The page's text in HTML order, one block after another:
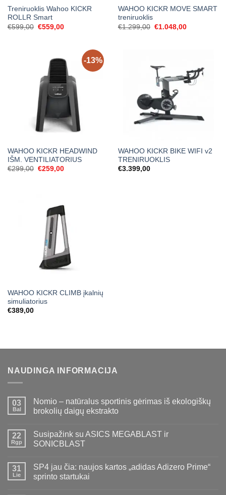
Treniruoklis Wahoo KICKR
ROLLR Smart
€599,00 Original
€559,00Current
WAHOO KICKR MOVE SMART
treniruoklis
€1.299,00 Original
€1.048,00Current
-13%
WAHOO KICKR HEADWIND
IŠM. VENTILIATORIUS
€299,00 Original
€259,00Current
WAHOO KICKR BIKE WIFI v2
TRENIRUOKLIS
€3.399,00
WAHOO KICKR CLIMB įkalnių
simuliatorius
€389,00
NAUDINGA INFORMACIJA
03
Bal
Nomio – natūralus sportinis gėrimas iš ekologiškų
brokolių daigų ekstrakto
22
Rgp
Susipažink su ASICS MEGABLAST ir
SONICBLAST
31
Lie
SP4 jau čia: naujos kartos „adidas Adizero Prime“
sprinto startukai